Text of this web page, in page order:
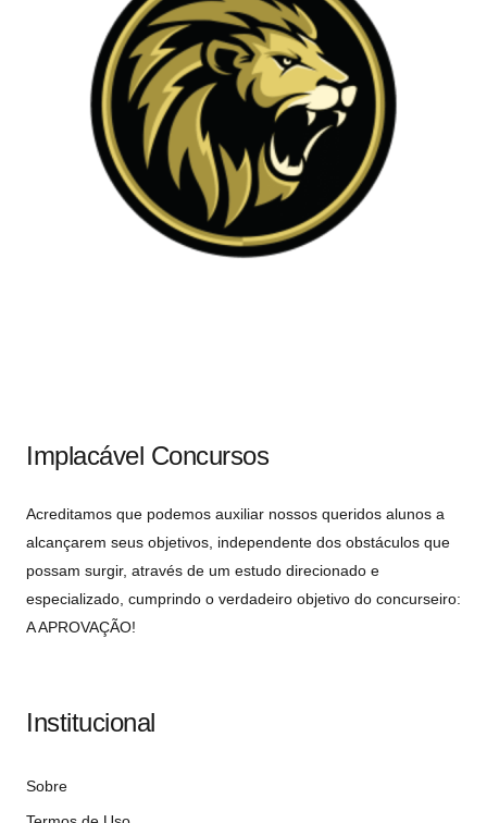
Implacável Concursos
Acreditamos que podemos auxiliar nossos queridos alunos a
alcançarem seus objetivos, independente dos obstáculos que
possam surgir, através de um estudo direcionado e
especializado, cumprindo o verdadeiro objetivo do concurseiro:
A APROVAÇÃO!
Institucional
Sobre